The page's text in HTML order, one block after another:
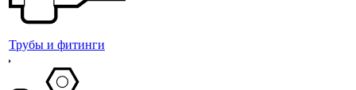
Трубы и фитинги